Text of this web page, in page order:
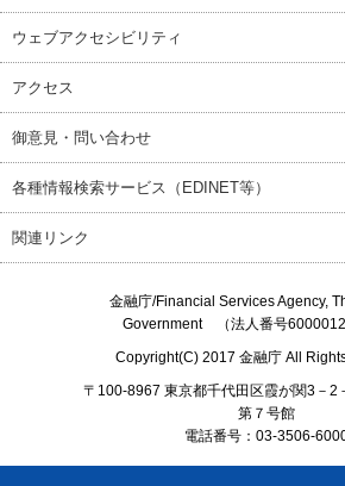
ウェブアクセシビリティ
アクセス
御意見・問い合わせ
各種情報検索サービス（EDINET等）
関連リンク
金融庁/Financial Services Agency,
Government（法人番号
Copyright(C) 2017 金融庁 All
〒100-8967 東京都千代田区霞が関3－2
第７号館
電話番号：03-3506-